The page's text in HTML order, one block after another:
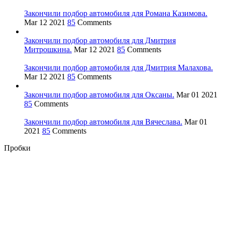
Закончили подбор автомобиля для Романа Казимова.
Mar 12 2021 85 Comments
Закончили подбор автомобиля для Дмитрия
Митрошкина. Mar 12 2021 85 Comments
Закончили подбор автомобиля для Дмитрия Малахова.
Mar 12 2021 85 Comments
Закончили подбор автомобиля для Оксаны. Mar 01 2021
85 Comments
Закончили подбор автомобиля для Вячеслава. Mar 01
2021 85 Comments
Пробки